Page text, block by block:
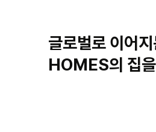
글로벌로 이어
HOMES의 집